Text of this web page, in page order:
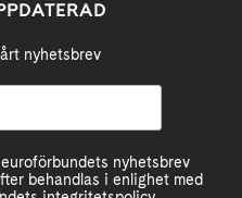
nyhetsbrev
nyhetsbrev
behandlas i enlighet med